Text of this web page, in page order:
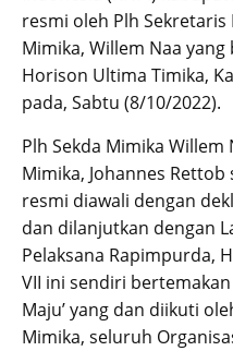
resmi oleh Plh
Mimika, Willem Naa
Horison Ultima Timika,
pada, Sabtu (8/10/2022).
Plh Sekda Mimika
Mimika, Johannes
resmi diawali dengan
dan dilanjutkan dengan
Pelaksana Rapimpurda,
VII ini sendiri
Maju’ yang dan diikuti
Mimika, seluruh